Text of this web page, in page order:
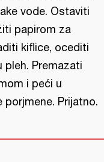
vode. Ostaviti
papirom za
kiflice, ocediti
Premazati
i peći u
porjmene. Prijatno.